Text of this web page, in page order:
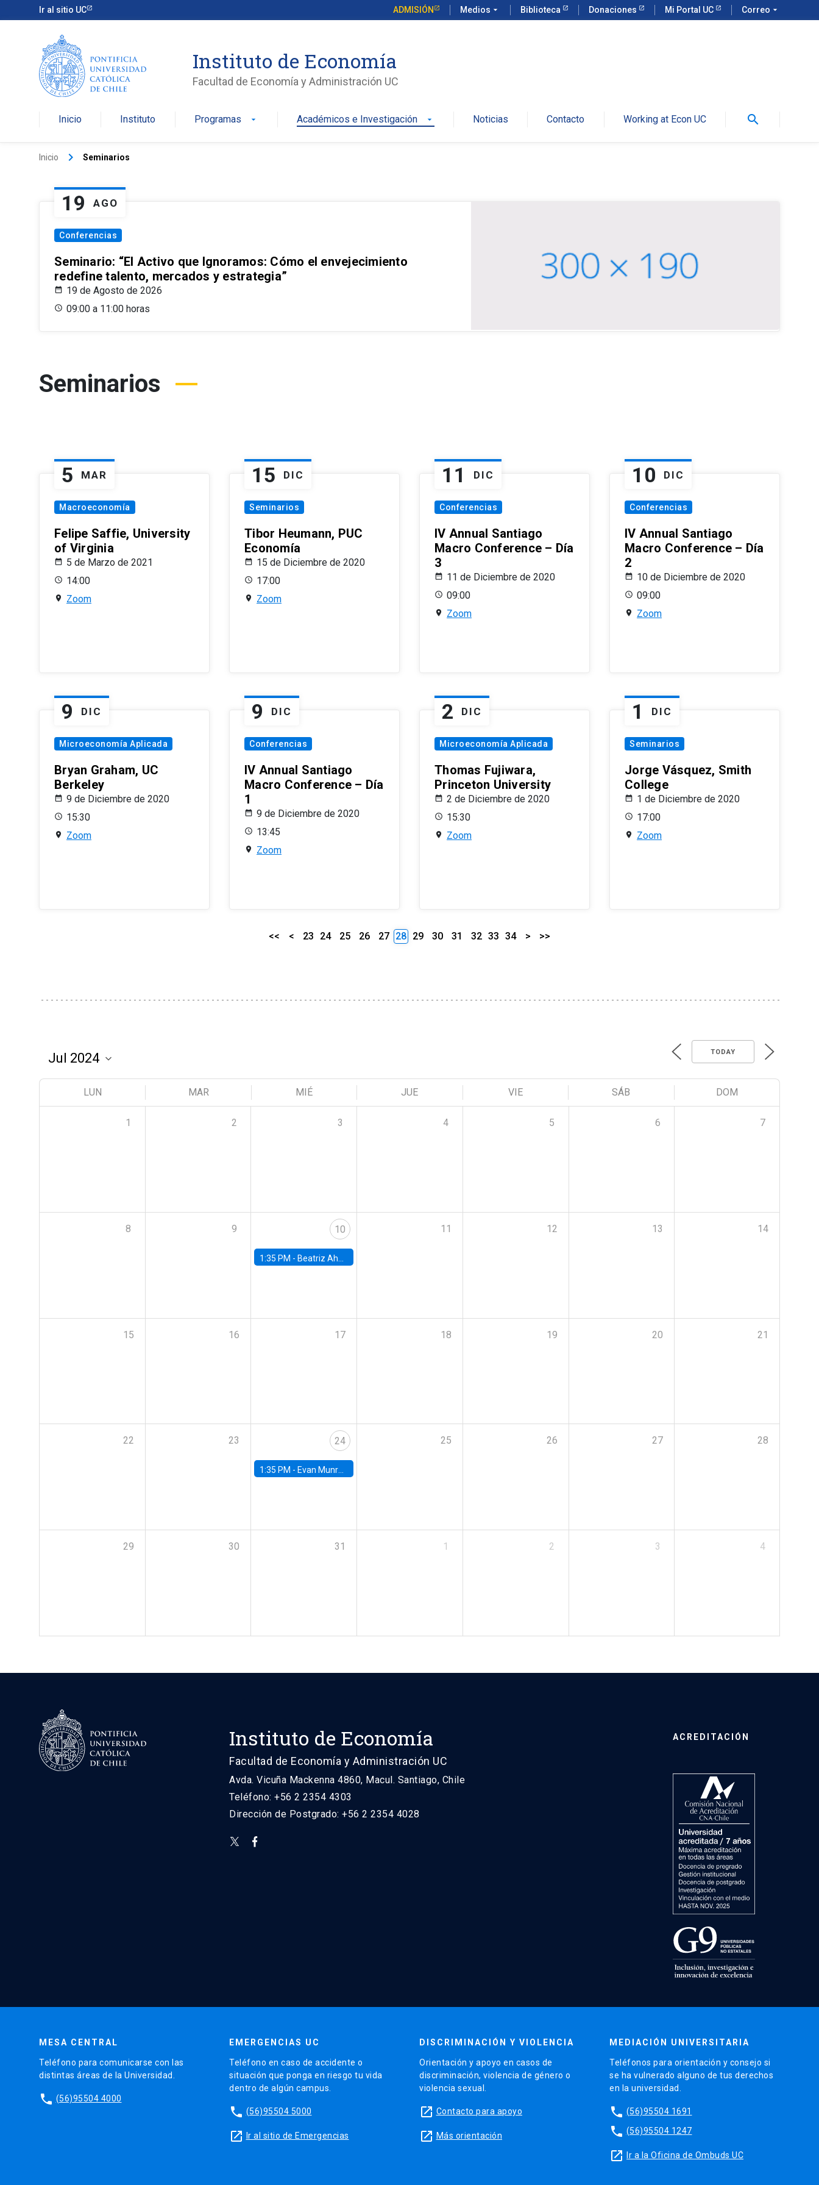
Ir al sitio UC ADMISIÓN Medios arrow_drop_down Biblioteca Donaciones Mi Portal UC Correo arrow_drop_down
Instituto de Economía
Facultad de Economía y Administración UC
Inicio Instituto Programas arrow_drop_down Académicos e Investigación arrow_drop_down Noticias Contacto Working at Econ UC search
Inicio keyboard_arrow_right Seminarios
19 AGO
Conferencias
Seminario: “El Activo que Ignoramos: Cómo el envejecimiento
redefine talento, mercados y estrategia”
19 de Agosto de 2026
09:00 a 11:00 horas
Seminarios
5 MAR
Macroeconomía
Felipe Saffie, University
of Virginia
5 de Marzo de 2021
14:00
Zoom
15 DIC
Seminarios
Tibor Heumann, PUC
Economía
15 de Diciembre de 2020
17:00
Zoom
11 DIC
Conferencias
IV Annual Santiago
Macro Conference – Día
3
11 de Diciembre de 2020
09:00
Zoom
10 DIC
Conferencias
IV Annual Santiago
Macro Conference – Día
2
10 de Diciembre de 2020
09:00
Zoom
9 DIC
Microeconomía Aplicada
Bryan Graham, UC
Berkeley
9 de Diciembre de 2020
15:30
Zoom
9 DIC
Conferencias
IV Annual Santiago
Macro Conference – Día
1
9 de Diciembre de 2020
13:45
Zoom
2 DIC
Microeconomía Aplicada
Thomas Fujiwara,
Princeton University
2 de Diciembre de 2020
15:30
Zoom
1 DIC
Seminarios
Jorge Vásquez, Smith
College
1 de Diciembre de 2020
17:00
Zoom
<< < 23 24 25 26 27 28 29 30 31 32 33 34 > >>
TODAY
LUN MAR MIÉ JUE VIE SÁB DOM
1 2 3 4 5 6 7
8 9 10
1:35 PM - Beatriz Ahumada, PhD candidate, Universidad de Pittsburgh
11 12 13 14
15 16 17 18 19 20 21
22 23 24
1:35 PM - Evan Munro, Neyman Visiting Assistant Professor in the Department of Statistics at UC Berkeley
25 26 27 28
29 30 31 1 2 3 4
Instituto de Economía
Facultad de Economía y Administración UC
Avda. Vicuña Mackenna 4860, Macul. Santiago, Chile
Teléfono: +56 2 2354 4303
Dirección de Postgrado: +56 2 2354 4028
ACREDITACIÓN
MESA CENTRAL
Teléfono para comunicarse con las
distintas áreas de la Universidad.
phone (56)95504 4000
EMERGENCIAS UC
Teléfono en caso de accidente o
situación que ponga en riesgo tu vida
dentro de algún campus.
phone (56)95504 5000
launch Ir al sitio de Emergencias
DISCRIMINACIÓN Y VIOLENCIA
Orientación y apoyo en casos de
discriminación, violencia de género o
violencia sexual.
launch Contacto para apoyo
launch Más orientación
MEDIACIÓN UNIVERSITARIA
Teléfonos para orientación y consejo si
se ha vulnerado alguno de tus derechos
en la universidad.
phone (56)95504 1691
phone (56)95504 1247
launch Ir a la Oficina de Ombuds UC